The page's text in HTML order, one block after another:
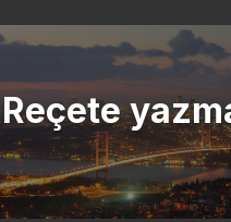
Reçete